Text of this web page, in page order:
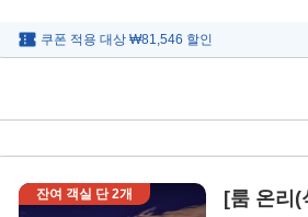
쿠폰 적용 대상 ₩81,546 할인
잔여 객실 단2개
[룸 온리